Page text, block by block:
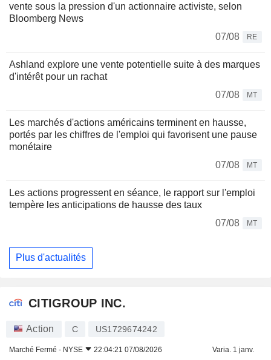
vente sous la pression d'un actionnaire activiste, selon
Bloomberg News
07/08
RE
Ashland explore une vente potentielle suite à des marques
d'intérêt pour un rachat
07/08
MT
Les marchés d'actions américains terminent en hausse,
portés par les chiffres de l'emploi qui favorisent une pause
monétaire
07/08
MT
Les actions progressent en séance, le rapport sur l'emploi
tempère les anticipations de hausse des taux
07/08
MT
Plus d'actualités
CITIGROUP INC.
Action C US1729674242
Marché Fermé - NYSE 22:04:21 07/08/2026 Varia. 1 janv.